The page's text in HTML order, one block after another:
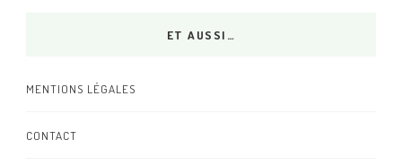
ET AUSSI…
MENTIONS LÉGALES
CONTACT